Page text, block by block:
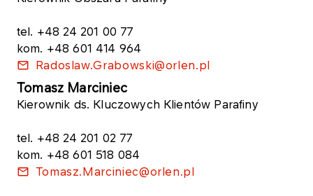
tel. +48 24 201 00 77
kom. +48 601 414 964
Radoslaw.Grabo​wski@orlen.pl
Tomasz Marciniec
Kierownik ds. Kluczowych Klientów Parafiny
tel. +48 24 201 02 77
kom. +48 601 518 084
Tomasz.Marciniec@orlen.pl